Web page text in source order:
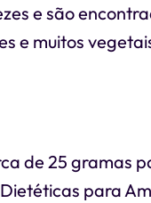
e são
e muitos
de 25 gramas
para